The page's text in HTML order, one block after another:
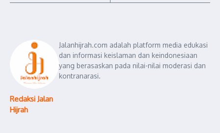
Redaksi Jalan
Hijrah
Jalanhijrah.com adalah platform media edukasi
dan informasi keislaman dan keindonesiaan
yang berasaskan pada nilai-nilai moderasi dan
kontranarasi.